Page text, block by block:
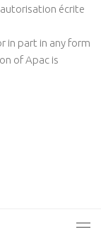
écrite
in part in any form
of Apac is